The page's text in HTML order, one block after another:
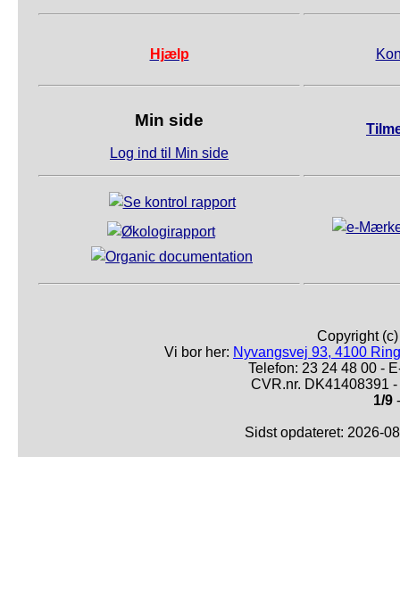
Hjælp
Min side
Log ind til Min side
Copyright
Vi bor her: Nyvangsvej 93, 4100
Telefon: 23 24 48 00 -
CVR.nr. DK41408391
1/9
Sidst opdateret: 2026-